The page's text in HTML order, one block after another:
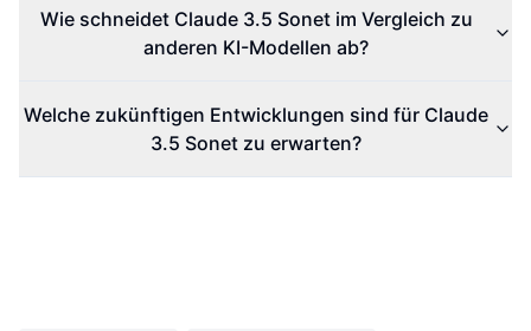
Wie schneidet Claude 3.5 Sonet im Vergleich zu
anderen KI-Modellen ab?
Welche zukünftigen Entwicklungen sind für Claude
3.5 Sonet zu erwarten?